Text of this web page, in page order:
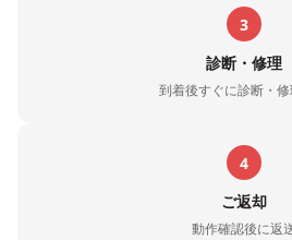
3
診断・修理
到着後すぐに診断・
4
ご返却
動作確認後に返